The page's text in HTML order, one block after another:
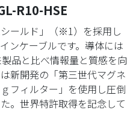
R10-HSE
ールド」（※1）を採用し
ンケーブルです。導体には
品と比べ情報量と質感を向
新開発の「第三世代マグネ
フィルター」を使用し圧倒
。世界特許取得を記念して